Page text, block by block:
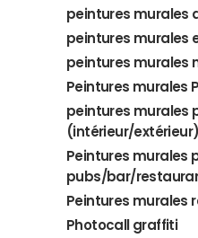
peintures murales
peintures murales
peintures murales
Peintures murales
peintures murales
(intérieur/extérieur)
Peintures murales
pubs/bar/
Peintures murales
Photocall graffiti